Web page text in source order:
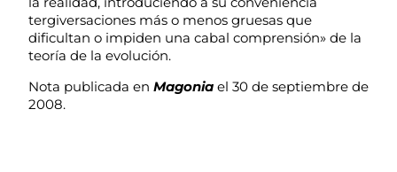
tergiversaciones más o menos gruesas que
dificultan o impiden una cabal comprensión» de la
teoría de la evolución.
Nota publicada en Magonia el 30 de septiembre de
2008.